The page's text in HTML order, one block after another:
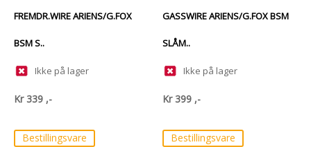
FREMDR.WIRE ARIENS/G.FOX
BSM S..
Ikke på lager
Kr339 ,-
Bestillingsvare
GASSWIRE ARIENS/G.FOX BSM
SLÅM..
Ikke på lager
Kr399 ,-
Bestillingsvare